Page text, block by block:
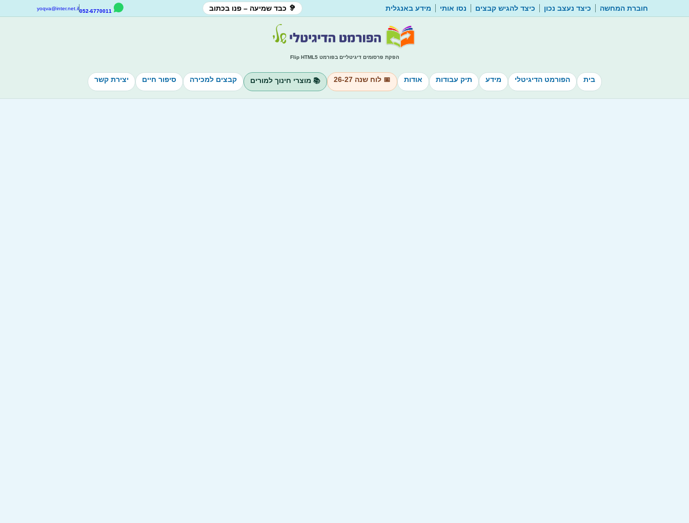
חוברת המחשה כיצד נעצב נכון כיצד להגיש קבצים נסו אותי מידע באנגלית 🦻 כבד שמיעה – פנו בכתוב 052-6770011
yoqva@inter.net.il
הפקת פרסומים דיגיטליים בפורמט Flip HTML5
בית הפורמט הדיגיטלי מידע תיק עבודות אודות 📅 לוח שנה 26-27 📚 מוצרי חינוך למורים קבצים למכירה סיפור חיים יצירת קשר